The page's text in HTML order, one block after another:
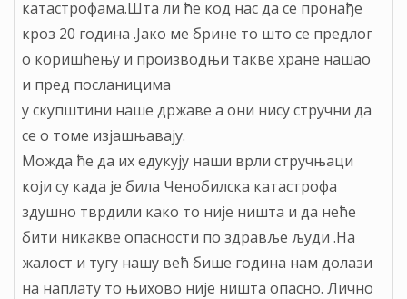
катастрофама.Шта ли ће код нас да се пронађе
кроз 20 година .Јако ме брине то што се предлог
о коришћењу и производњи такве хране нашао
и пред посланицима
у скупштини наше државе а они нису стручни да
се о томе изјашњавају.
Можда ће да их едукују наши врли стручњаци
који су када је била Ченобилска катастрофа
здушно тврдили како то није ништа и да неће
бити никакве опасности по здравље људи .На
жалост и тугу нашу већ бише година нам долази
на наплату то њихово није ништа опасно. Лично